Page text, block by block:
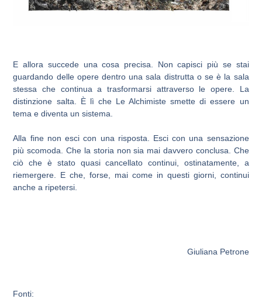
E allora succede una cosa precisa. Non capisci più se stai
guardando delle opere dentro una sala distrutta o se è la sala
stessa che continua a trasformarsi attraverso le opere. La
distinzione salta. È lì che Le Alchimiste smette di essere un
tema e diventa un sistema.
Alla fine non esci con una risposta. Esci con una sensazione
più scomoda. Che la storia non sia mai davvero conclusa. Che
ciò che è stato quasi cancellato continui, ostinatamente, a
riemergere. E che, forse, mai come in questi giorni, continui
anche a ripetersi.
Giuliana Petrone
Fonti: